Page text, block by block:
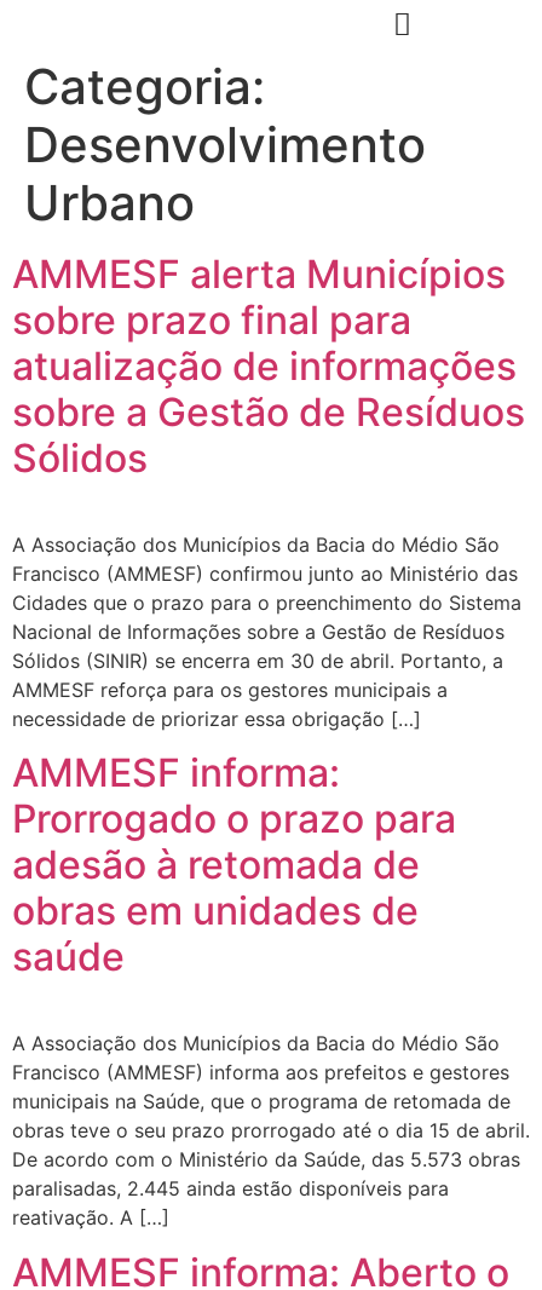
Categoria:
Desenvolvimento
Urbano
AMMESF alerta Municípios
sobre prazo final para
atualização de informações
sobre a Gestão de Resíduos
Sólidos
A Associação dos Municípios da Bacia do Médio São
Francisco (AMMESF) confirmou junto ao Ministério das
Cidades que o prazo para o preenchimento do Sistema
Nacional de Informações sobre a Gestão de Resíduos
Sólidos (SINIR) se encerra em 30 de abril. Portanto, a
AMMESF reforça para os gestores municipais a
necessidade de priorizar essa obrigação […]
AMMESF informa:
Prorrogado o prazo para
adesão à retomada de
obras em unidades de
saúde
A Associação dos Municípios da Bacia do Médio São
Francisco (AMMESF) informa aos prefeitos e gestores
municipais na Saúde, que o programa de retomada de
obras teve o seu prazo prorrogado até o dia 15 de abril.
De acordo com o Ministério da Saúde, das 5.573 obras
paralisadas, 2.445 ainda estão disponíveis para
reativação. A […]
AMMESF informa: Aberto o